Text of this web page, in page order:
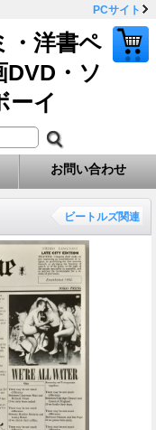
PCサイト
・洋書ペ
・ソ
イ
お問い合わせ
ビートルズ関連